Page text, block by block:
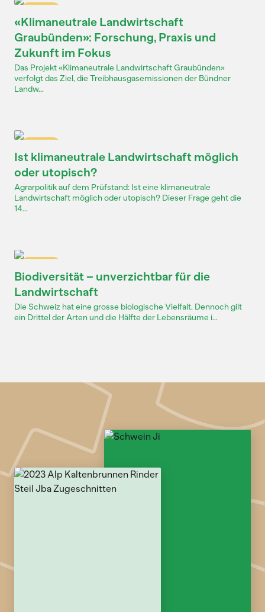
«Klimaneutrale Landwirtschaft
Graubünden»: Forschung, Praxis und
Zukunft im Fokus
Das Projekt «Klimaneutrale Landwirtschaft Graubünden»
verfolgt das Ziel, die Treibhausgasemissionen der Bündner
Landw...
Ist klimaneutrale Landwirtschaft möglich
oder utopisch?
Agrarpolitik auf dem Prüfstand: Ist eine klimaneutrale
Landwirtschaft möglich oder utopisch? Dieser Frage geht die
14...
Biodiversität – unverzichtbar für die
Landwirtschaft
Die Schweiz hat eine grosse biologische Vielfalt. Dennoch gilt
ein Drittel der Arten und die Hälfte der Lebensräume i...